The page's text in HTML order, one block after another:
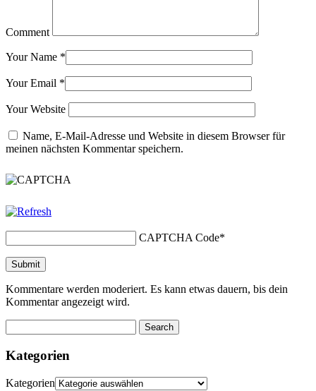
Comment
Your Name *
Your Email *
Your Website
Name, E-Mail-Adresse und Website in diesem Browser für
meinen nächsten Kommentar speichern.
CAPTCHA Code*
Kommentare werden moderiert. Es kann etwas dauern, bis dein
Kommentar angezeigt wird.
Kategorien
Kategorien